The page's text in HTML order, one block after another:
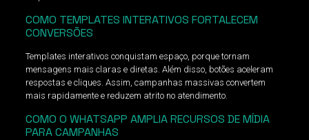
COMO TEMPLATES INTERATIVOS FORTALECEM
CONVERSÕES
Templates interativos conquistam espaço, porque tornam
mensagens mais claras e diretas. Além disso, botões aceleram
respostas e cliques. Assim, campanhas massivas convertem
mais rapidamente e reduzem atrito no atendimento.
COMO O WHATSAPP AMPLIA RECURSOS DE MÍDIA
PARA CAMPANHAS